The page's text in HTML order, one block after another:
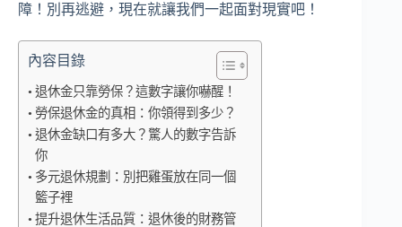
障！別再逃避，現在就讓我們一起面對現實吧！
內容目錄
退休金只靠勞保？這數字讓你嚇醒！
勞保退休金的真相：你領得到多少？
退休金缺口有多大？驚人的數字告訴
你
多元退休規劃：別把雞蛋放在同一個
籃子裡
提升退休生活品質：退休後的財務管